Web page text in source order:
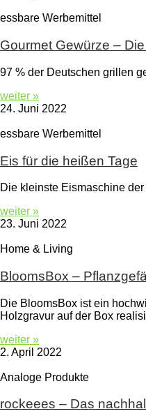
essbare Werbemittel
Gourmet Gewürze –
97 % der Deutschen grillen
weiter »
24. Juni 2022
essbare Werbemittel
Eis für die heißen Tage
Die kleinste Eismaschine
weiter »
23. Juni 2022
Home & Living
BloomsBox –
Die BloomsBox ist ein
Holzgravur auf der Box
weiter »
2. April 2022
Analoge Produkte
rockeees – Das